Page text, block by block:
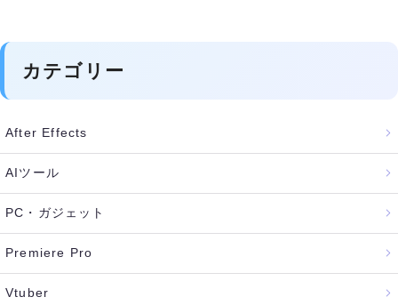
カテゴリー
After Effects
AIツール
PC・ガジェット
Premiere Pro
Vtuber